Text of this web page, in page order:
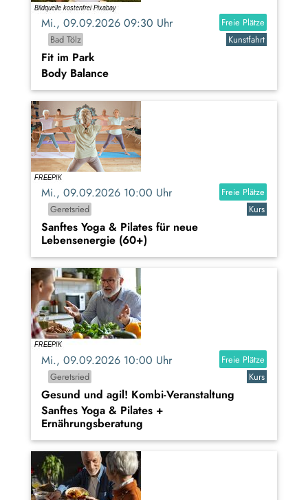
Mi., 09.09.2026 09:30 Uhr
Freie Plätze
Bad Tölz
Kunstfahrt
Fit im Park
Body Balance
Mi., 09.09.2026 10:00 Uhr
Freie Plätze
Geretsried
Kurs
Sanftes Yoga & Pilates für neue
Lebensenergie (60+)
Mi., 09.09.2026 10:00 Uhr
Freie Plätze
Geretsried
Kurs
Gesund und agil! Kombi-Veranstaltung
Sanftes Yoga & Pilates +
Ernährungsberatung